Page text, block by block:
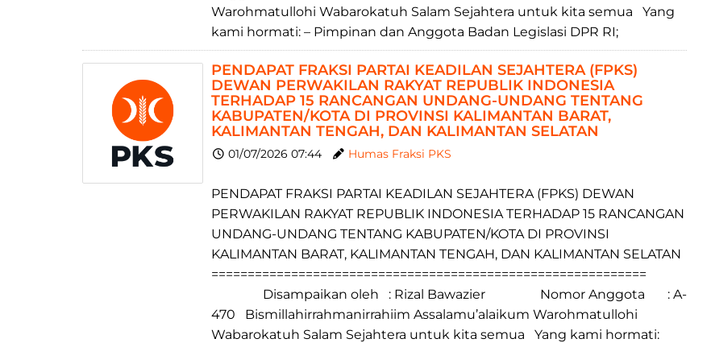
Warohmatullohi Wabarokatuh Salam Sejahtera untuk kita semua Yang
kami hormati: – Pimpinan dan Anggota Badan Legislasi DPR RI;
PENDAPAT FRAKSI PARTAI KEADILAN SEJAHTERA (FPKS)
DEWAN PERWAKILAN RAKYAT REPUBLIK INDONESIA
TERHADAP 15 RANCANGAN UNDANG-UNDANG TENTANG
KABUPATEN/KOTA DI PROVINSI KALIMANTAN BARAT,
KALIMANTAN TENGAH, DAN KALIMANTAN SELATAN
01/07/2026 07:44 Humas Fraksi PKS
PENDAPAT FRAKSI PARTAI KEADILAN SEJAHTERA (FPKS) DEWAN
PERWAKILAN RAKYAT REPUBLIK INDONESIA TERHADAP 15 RANCANGAN
UNDANG-UNDANG TENTANG KABUPATEN/KOTA DI PROVINSI
KALIMANTAN BARAT, KALIMANTAN TENGAH, DAN KALIMANTAN SELATAN
============================================================
Disampaikan oleh : Rizal Bawazier Nomor Anggota : A-
470 Bismillahirrahmanirrahiim Assalamu’alaikum Warohmatullohi
Wabarokatuh Salam Sejahtera untuk kita semua Yang kami hormati: